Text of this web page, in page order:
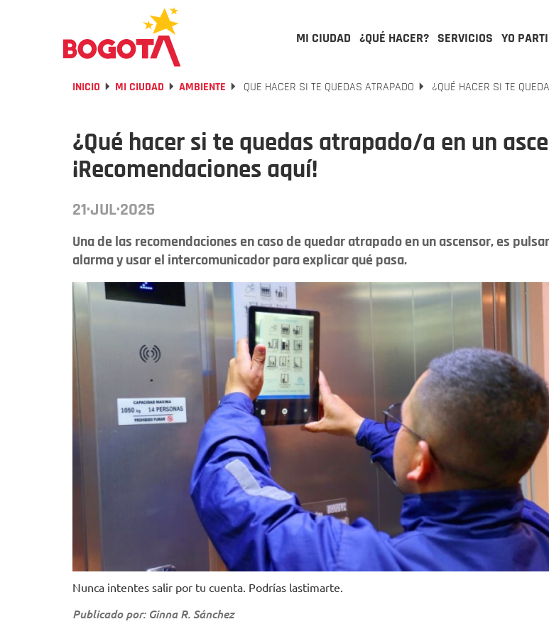
MI CIUDAD ¿QUÉ HACER? SERVICIOS YO
INICIO MI CIUDAD AMBIENTE QUE HACER SI TE QUEDAS ATRAPADO ¿QUÉ HACER SI TE
¿Qué hacer si te quedas atrapado/a en un
¡Recomendaciones aquí!
21·JUL·2025
Una de las recomendaciones en caso de quedar atrapado en un ascensor, es
alarma y usar el intercomunicador para explicar qué pasa.
Nunca intentes salir por tu cuenta. Podrías lastimarte.
Publicado por: Ginna R. Sánchez